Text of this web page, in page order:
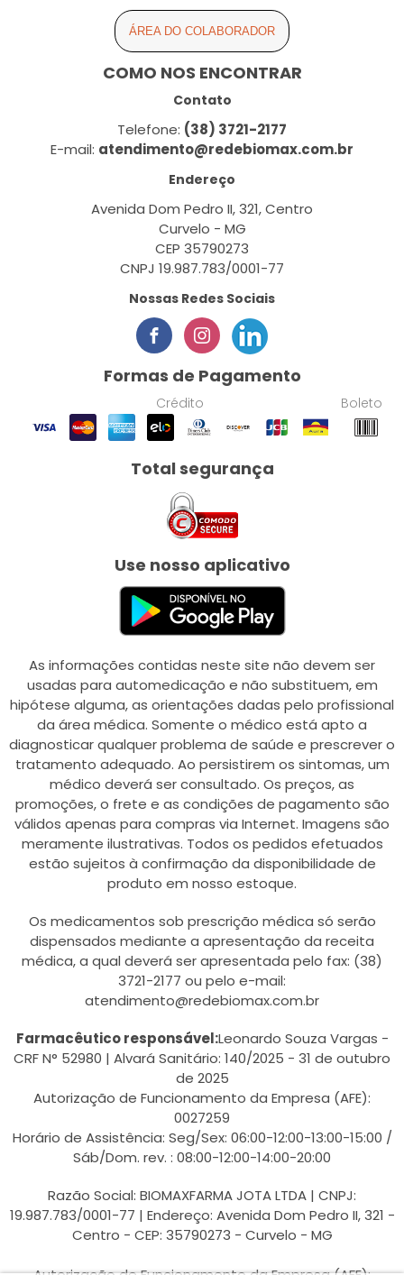
ÁREA DO COLABORADOR
COMO NOS ENCONTRAR
Contato
Telefone: (38) 3721-2177
E-mail: atendimento@redebiomax.com.br
Endereço
Avenida Dom Pedro II, 321, Centro
Curvelo - MG
CEP 35790273
CNPJ 19.987.783/0001-77
Nossas Redes Sociais
Formas de Pagamento
Crédito Boleto
Total segurança
Use nosso aplicativo
As informações contidas neste site não devem ser
usadas para automedicação e não substituem, em
hipótese alguma, as orientações dadas pelo profissional
da área médica. Somente o médico está apto a
diagnosticar qualquer problema de saúde e prescrever o
tratamento adequado. Ao persistirem os sintomas, um
médico deverá ser consultado. Os preços, as
promoções, o frete e as condições de pagamento são
válidos apenas para compras via Internet. Imagens são
meramente ilustrativas. Todos os pedidos efetuados
estão sujeitos à confirmação da disponibilidade de
produto em nosso estoque.
Os medicamentos sob prescrição médica só serão
dispensados mediante a apresentação da receita
médica, a qual deverá ser apresentada pelo fax: (38)
3721-2177 ou pelo e-mail:
atendimento@redebiomax.com.br
Farmacêutico responsável:Leonardo Souza Vargas -
CRF N° 52980 | Alvará Sanitário: 140/2025 - 31 de outubro
de 2025
Autorização de Funcionamento da Empresa (AFE):
0027259
Horário de Assistência: Seg/Sex: 06:00-12:00-13:00-15:00 /
Sáb/Dom. rev. : 08:00-12:00-14:00-20:00
Razão Social: BIOMAXFARMA JOTA LTDA | CNPJ:
19.987.783/0001-77 | Endereço: Avenida Dom Pedro II, 321 -
Centro - CEP: 35790273 - Curvelo - MG